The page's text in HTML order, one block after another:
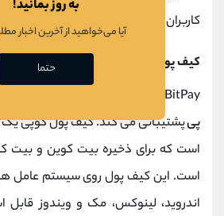
کاربران
برانگیز باشد.
کیف پول ‌های بیت پی
BitPay از دو کیف پول اصلی به نام‌ های کوپی (CoPay) و
پیپشتیبانی می کند. کیف پول کوپی یک
است که برای ذخیره بیت کوین و
اندروید، لینوکس، مک و ویندوز قابل
به روز بمانید!
آیا می‌خواهید از آخرین اخبار
حتما